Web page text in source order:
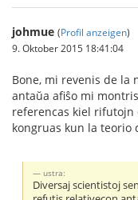
johmue (Profil anzeigen)
9. Oktober 2015 18:41:04
Bone, mi revenis de la
antaŭa afiŝo mi
referencas kiel rifutojn
kongruas kun la teorio
ustra:
Diversaj scientistoj